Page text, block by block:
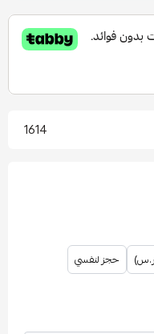
1614
حجز لنفسي